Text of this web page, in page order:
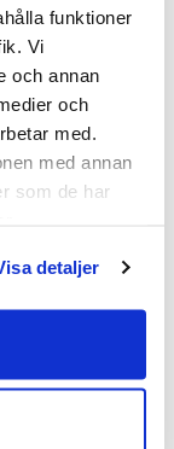
funktioner
Vi
och annan
och
med.
med annan
som de har
detaljer
med
design.
tillhörigheter